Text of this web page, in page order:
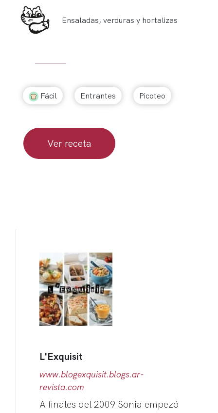
Ensaladas, verduras y hortalizas
Fácil Entrantes Picoteo
Ver receta
L'Exquisit
www.blogexquisit.blogs.ar-
revista.com
A finales del 2009 Sonia empezó